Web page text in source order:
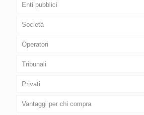
Enti pubblici
Società
Operatori
Tribunali
Privati
Vantaggi per chi compra